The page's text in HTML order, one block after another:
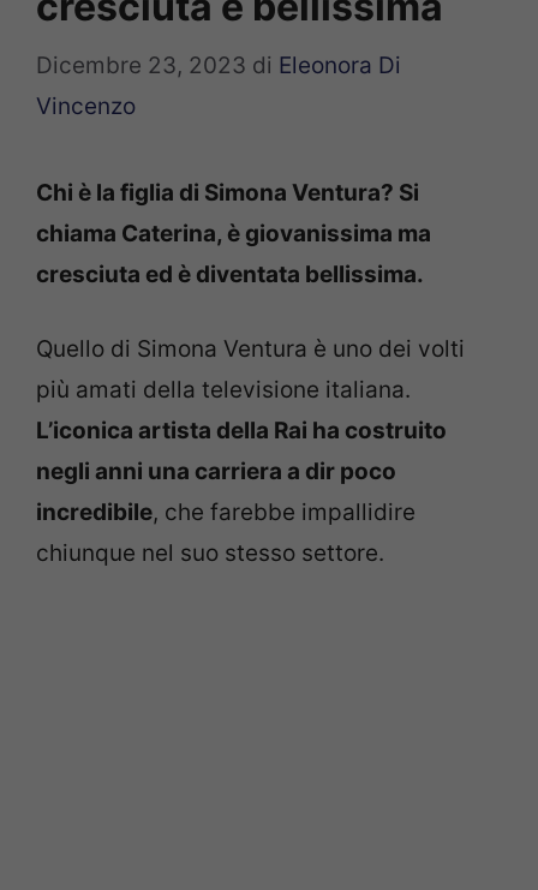
Dicembre 23, 2023 di Eleonora Di
Vincenzo
Chi è la figlia di Simona Ventura? Si
chiama Caterina, è giovanissima ma
cresciuta ed è diventata bellissima.
Quello di Simona Ventura è uno dei volti
più amati della televisione italiana.
L’iconica artista della Rai ha costruito
negli anni una carriera a dir poco
incredibile, che farebbe impallidire
chiunque nel suo stesso settore.